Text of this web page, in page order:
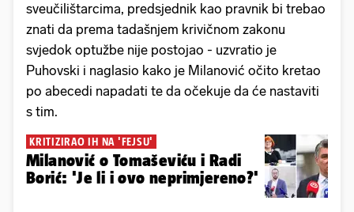
sveučilištarcima, predsjednik kao pravnik bi trebao
znati da prema tadašnjem krivičnom zakonu
svjedok optužbe nije postojao - uzvratio je
Puhovski i naglasio kako je Milanović očito kretao
po abecedi napadati te da očekuje da će nastaviti
s tim.
KRITIZIRAO IH NA 'FEJSU'
Milanović o Tomaševiću i Radi
Borić: 'Je li i ovo neprimjereno?'